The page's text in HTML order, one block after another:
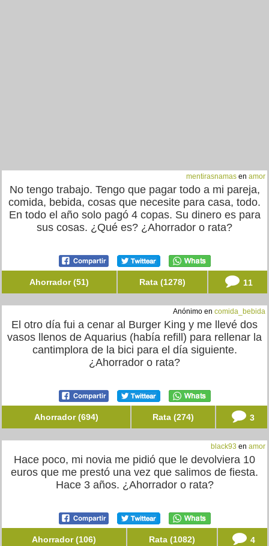
mentirasnamas en amor
No tengo trabajo. Tengo que pagar todo a mi pareja,
comida, bebida, cosas que necesite para casa, todo.
En todo el año solo pagó 4 copas. Su dinero es para
sus cosas. ¿Qué es? ¿Ahorrador o rata?
Ahorrador (51) Rata (1278) 11
Anónimo en comida_bebida
El otro día fui a cenar al Burger King y me llevé dos
vasos llenos de Aquarius (había refill) para rellenar la
cantimplora de la bici para el día siguiente.
¿Ahorrador o rata?
Ahorrador (694) Rata (274) 3
black93 en amor
Hace poco, mi novia me pidió que le devolviera 10
euros que me prestó una vez que salimos de fiesta.
Hace 3 años. ¿Ahorrador o rata?
Ahorrador (106) Rata (1082) 4